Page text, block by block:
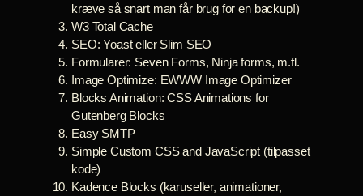
kræve så snart man får brug for en backup!)
W3 Total Cache
SEO: Yoast eller Slim SEO
Formularer: Seven Forms, Ninja forms, m.fl.
Image Optimize: EWWW Image Optimizer
Blocks Animation: CSS Animations for
Gutenberg Blocks
Easy SMTP
Simple Custom CSS and JavaScript (tilpasset
kode)
Kadence Blocks (karuseller, animationer,